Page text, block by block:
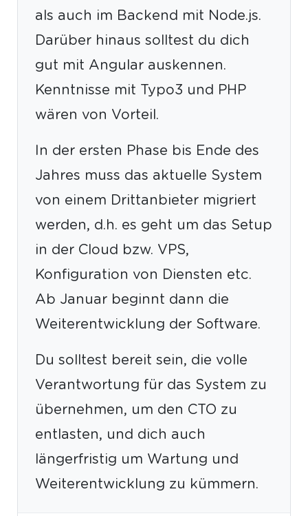
als auch im Backend mit Node.js.
Darüber hinaus solltest du dich
gut mit Angular auskennen.
Kenntnisse mit Typo3 und PHP
wären von Vorteil.
In der ersten Phase bis Ende des
Jahres muss das aktuelle System
von einem Drittanbieter migriert
werden, d.h. es geht um das Setup
in der Cloud bzw. VPS,
Konfiguration von Diensten etc.
Ab Januar beginnt dann die
Weiterentwicklung der Software.
Du solltest bereit sein, die volle
Verantwortung für das System zu
übernehmen, um den CTO zu
entlasten, und dich auch
längerfristig um Wartung und
Weiterentwicklung zu kümmern.